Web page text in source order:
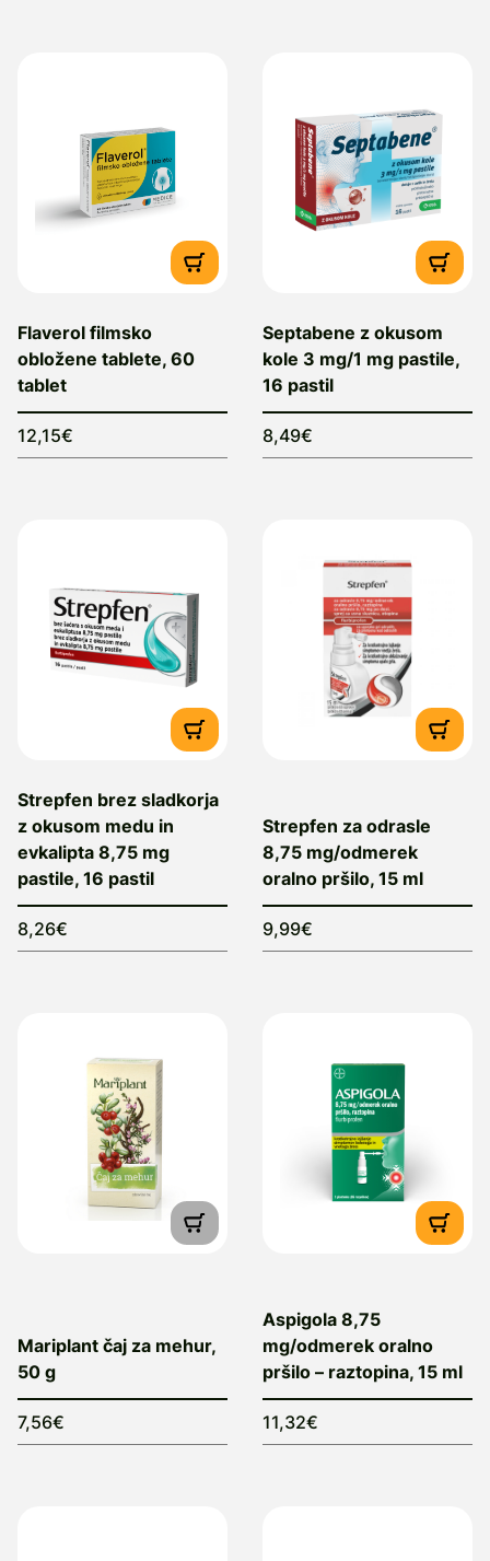
Flaverol filmsko
obložene tablete, 60
tablet
12,15€
Septabene z okusom
kole 3 mg/1 mg pastile,
16 pastil
8,49€
Strepfen brez sladkorja
z okusom medu in
evkalipta 8,75 mg
pastile, 16 pastil
8,26€
Strepfen za odrasle
8,75 mg/odmerek
oralno pršilo, 15 ml
9,99€
Mariplant čaj za mehur,
50 g
7,56€
Aspigola 8,75
mg/odmerek oralno
pršilo – raztopina, 15 ml
11,32€